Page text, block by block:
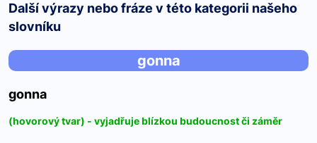
Další výrazy nebo fráze v této kategorii našeho
slovníku
gonna
gonna
(hovorový tvar) - vyjadřuje blízkou budoucnost či záměr